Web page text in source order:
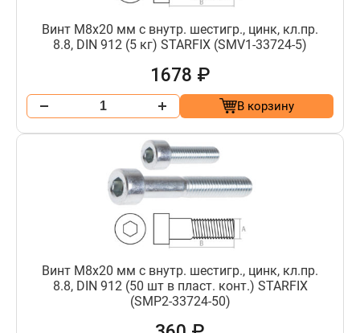
Винт М8х20 мм с внутр. шестигр., цинк, кл.пр.
8.8, DIN 912 (5 кг) STARFIX (SMV1-33724-5)
1678 ₽
В корзину
Винт М8х20 мм с внутр. шестигр., цинк, кл.пр.
8.8, DIN 912 (50 шт в пласт. конт.) STARFIX
(SMP2-33724-50)